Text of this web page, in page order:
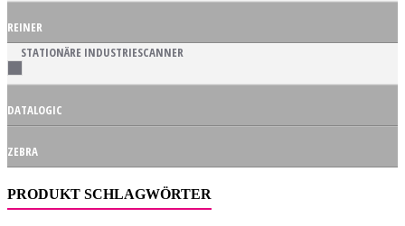
REINER
STATIONÄRE INDUSTRIESCANNER
DATALOGIC
ZEBRA
PRODUKT SCHLAGWÖRTER